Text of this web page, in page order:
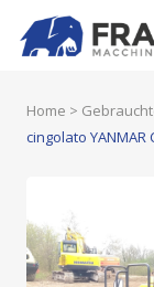
Home >
cingolato YANMAR